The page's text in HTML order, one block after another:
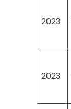
2023
2023